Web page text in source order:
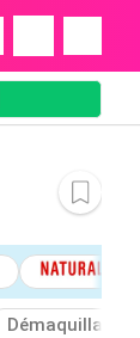
Démaquillant